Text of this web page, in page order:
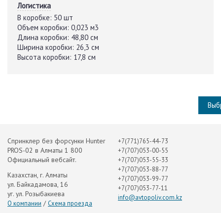
Логистика
В коробке: 50 шт
Объем коробки: 0,023 м3
Длина коробки: 48,80 см
Ширина коробки: 26,3 см
Высота коробки: 17,8 см
Cпринклер без форсунки Hunter
PROS-02 в Алматы 1 800
Официальный вебсайт.
Казахстан, г. Алматы
ул. Байкадамова, 16
уг. ул. Розыбакиева
О компании / Схема проезда
+7(771)765-44-73
+7(707)053-00-55
+7(707)053-55-33
+7(707)053-88-77
+7(707)053-99-77
+7(707)053-77-11
info@avtopoliv.com.kz